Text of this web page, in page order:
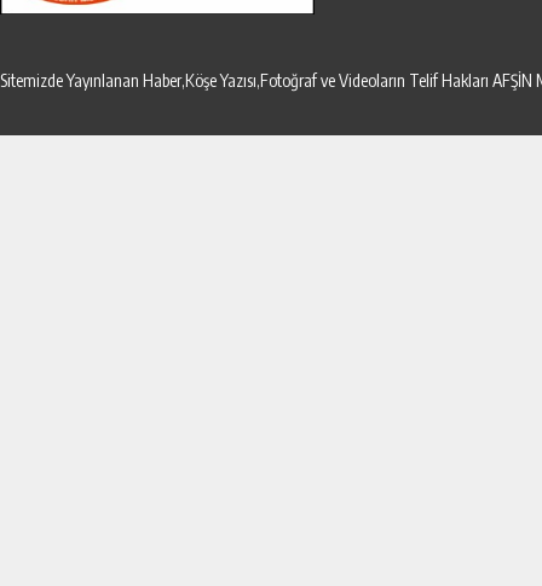
Sitemizde Yayınlanan Haber,Köşe Yazısı,Fotoğraf ve Videoların Telif Hakları